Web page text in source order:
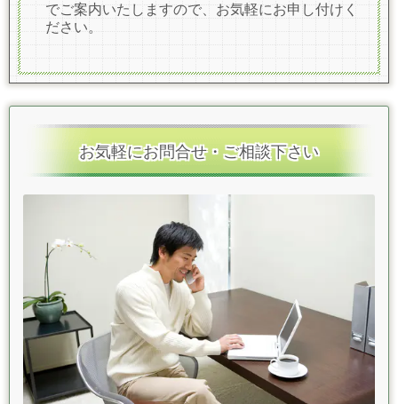
でご案内いたしますので、お気軽にお申し付けく
ださい。
お気軽にお問合せ・ご相談下さい